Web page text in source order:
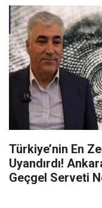
Türkiye’nin En
Uyandırdı!
Geçgel Serveti